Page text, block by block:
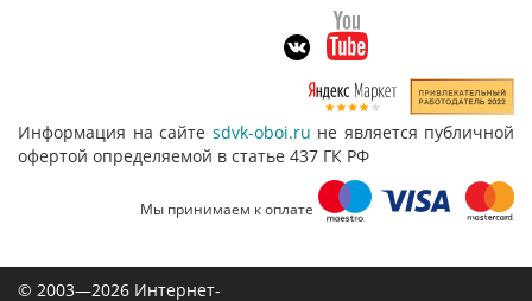
Информация на сайте sdvk-oboi.ru не является публичной
офертой определяемой в статье 437 ГК РФ
Мы принимаем к оплате
© 2003—2026 Интернет-